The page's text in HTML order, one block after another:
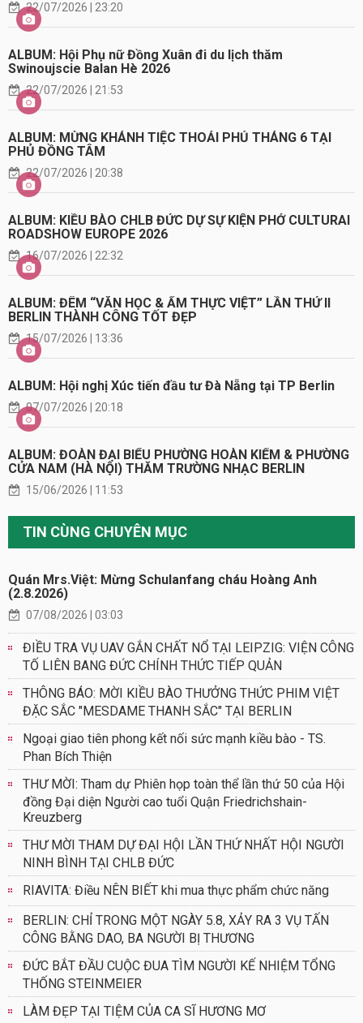
22/07/2026 | 23:20
ALBUM: Hội Phụ nữ Đồng Xuân đi du lịch thăm
Swinoujscie Balan Hè 2026
22/07/2026 | 21:53
ALBUM: MỪNG KHÁNH TIỆC THOẢI PHỦ THÁNG 6 TẠI
PHỦ ĐỒNG TÂM
22/07/2026 | 20:38
ALBUM: KIỀU BÀO CHLB ĐỨC DỰ SỰ KIỆN PHỞ CULTURAI
ROADSHOW EUROPE 2026
16/07/2026 | 22:32
ALBUM: ĐÊM “VĂN HỌC & ẨM THỰC VIỆT” LẦN THỨ II
BERLIN THÀNH CÔNG TỐT ĐẸP
15/07/2026 | 13:36
ALBUM: Hội nghị Xúc tiến đầu tư Đà Nẵng tại TP Berlin
07/07/2026 | 20:18
ALBUM: ĐOÀN ĐẠI BIỂU PHƯỜNG HOÀN KIẾM & PHƯỜNG
CỬA NAM (HÀ NỘI) THĂM TRƯỜNG NHẠC BERLIN
15/06/2026 | 11:53
TIN CÙNG CHUYÊN MỤC
Quán Mrs.Việt: Mừng Schulanfang cháu Hoàng Anh
(2.8.2026)
07/08/2026 | 03:03
ĐIỀU TRA VỤ UAV GẮN CHẤT NỔ TẠI LEIPZIG: VIỆN CÔNG
TỐ LIÊN BANG ĐỨC CHÍNH THỨC TIẾP QUẢN
THÔNG BÁO: MỜI KIỀU BÀO THƯỞNG THỨC PHIM VIỆT
ĐẶC SẮC "MESDAME THANH SẮC" TẠI BERLIN
Ngoại giao tiên phong kết nối sức mạnh kiều bào - TS.
Phan Bích Thiện
THƯ MỜI: Tham dự Phiên họp toàn thể lần thứ 50 của Hội
đồng Đại diện Người cao tuổi Quận Friedrichshain-
Kreuzberg
THƯ MỜI THAM DỰ ĐẠI HỘI LẦN THỨ NHẤT HỘI NGƯỜI
NINH BÌNH TẠI CHLB ĐỨC
RIAVITA: Điều NÊN BIẾT khi mua thực phẩm chức năng
BERLIN: CHỈ TRONG MỘT NGÀY 5.8, XẢY RA 3 VỤ TẤN
CÔNG BẰNG DAO, BA NGƯỜI BỊ THƯƠNG
ĐỨC BẮT ĐẦU CUỘC ĐUA TÌM NGƯỜI KẾ NHIỆM TỔNG
THỐNG STEINMEIER
LÀM ĐẸP TẠI TIỆM CỦA CA SĨ HƯƠNG MƠ